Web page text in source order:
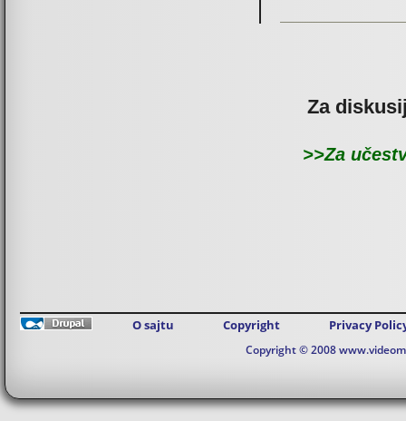
Za
>>Za
O sajtu Copyright Privacy
Copyright © 2008